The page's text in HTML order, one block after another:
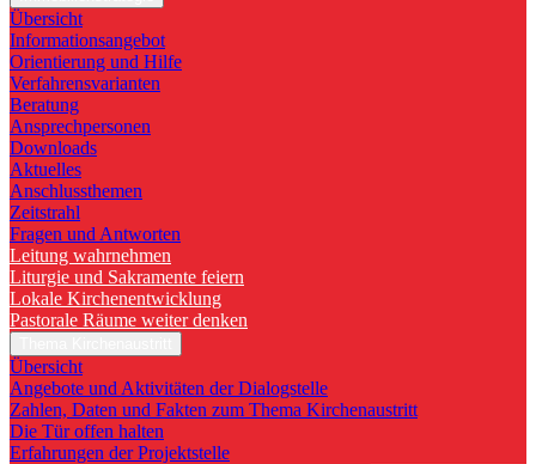
Übersicht
Informationsangebot
Orientierung und Hilfe
Verfahrensvarianten
Beratung
Ansprechpersonen
Downloads
Aktuelles
Anschlussthemen
Zeitstrahl
Fragen und Antworten
Leitung wahrnehmen
Liturgie und Sakramente feiern
Lokale Kirchenentwicklung
Pastorale Räume weiter denken
Übersicht
Angebote und Aktivitäten der Dialogstelle
Zahlen, Daten und Fakten zum Thema Kirchenaustritt
Die Tür offen halten
Erfahrungen der Projektstelle